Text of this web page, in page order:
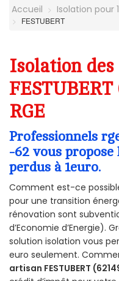
Accueil Isolation pour
FESTUBERT
Isolation des
RGE
Professionnels
-62 vous propose
perdus à 1euro.
Comment est-ce
pour une transition
rénovation sont
d’Economie d’Energie).
solution isolation vous
euro seulement.
artisan FESTUBERT